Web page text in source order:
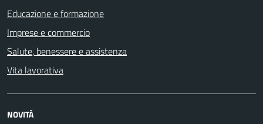
Educazione e formazione
Imprese e commercio
Salute, benessere e assistenza
Vita lavorativa
NOVITÀ